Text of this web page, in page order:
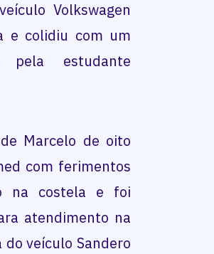
Volkswagen
e colidiu com um
pela estudante
Marcelo de oito
com ferimentos
na costela e foi
atendimento na
veículo Sandero